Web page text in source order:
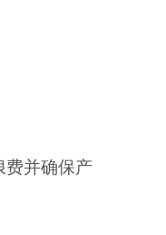
费并确保产